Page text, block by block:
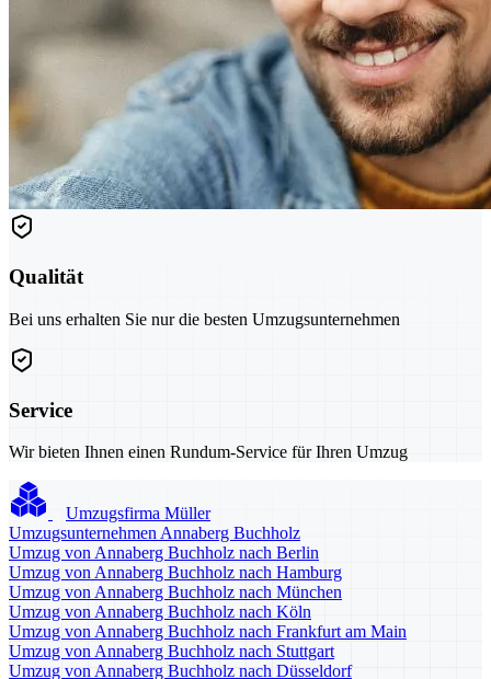
Qualität
Bei uns erhalten Sie nur die besten Umzugsunternehmen
Service
Wir bieten Ihnen einen Rundum-Service für Ihren Umzug
Umzugsfirma Müller
Umzugsunternehmen Annaberg Buchholz
Umzug von Annaberg Buchholz nach Berlin
Umzug von Annaberg Buchholz nach Hamburg
Umzug von Annaberg Buchholz nach München
Umzug von Annaberg Buchholz nach Köln
Umzug von Annaberg Buchholz nach Frankfurt am Main
Umzug von Annaberg Buchholz nach Stuttgart
Umzug von Annaberg Buchholz nach Düsseldorf